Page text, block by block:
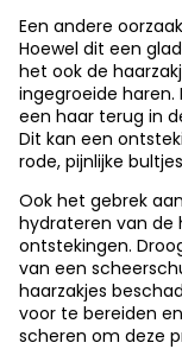
Een andere
Hoewel dit een
het ook de
ingegroeide
een haar terug in
Dit kan een
rode, pijnlijke
Ook het gebrek
hydrateren van de
ontstekingen.
van een
haarzakjes
voor te bereiden
scheren om deze